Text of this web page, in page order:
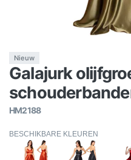
Nieuw
Galajurk
HM2188
BESCHIKBARE KLEUREN